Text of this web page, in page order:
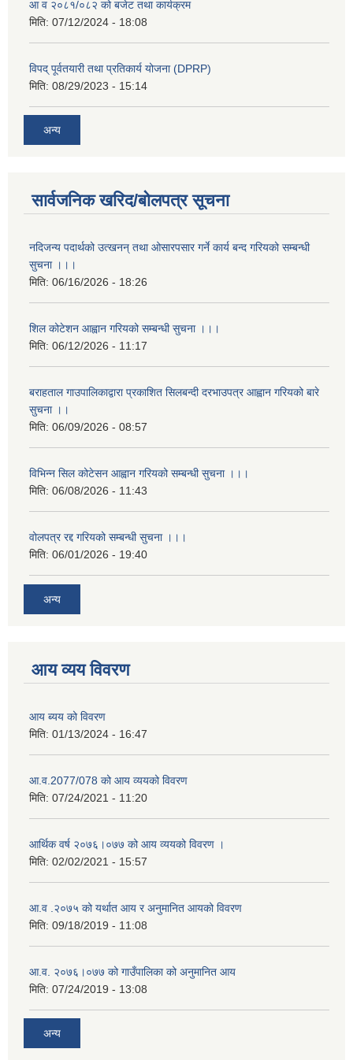
आ व २०८१/०८२ को बजेट तथा कार्यक्रम
मिति: 07/12/2024 - 18:08
विपद् पूर्वतयारी तथा प्रतिकार्य योजना (DPRP)
मिति: 08/29/2023 - 15:14
अन्य
सार्वजनिक खरिद/बोलपत्र सूचना
नदिजन्य पदार्थको उत्खनन् तथा ओसारपसार गर्ने कार्य बन्द गरियको सम्बन्धी
सुचना ।।।
मिति: 06/16/2026 - 18:26
शिल कोटेशन आह्वान गरियको सम्बन्धी सुचना ।।।
मिति: 06/12/2026 - 11:17
बराहताल गाउपालिकाद्वारा प्रकाशित सिलबन्दी दरभाउपत्र आह्वान गरियको बारे
सुचना ।।
मिति: 06/09/2026 - 08:57
विभिन्न सिल कोटेसन आह्वान गरियको सम्बन्धी सुचना ।।।
मिति: 06/08/2026 - 11:43
वोलपत्र रद्द गरियको सम्बन्धी सुचना ।।।
मिति: 06/01/2026 - 19:40
अन्य
आय व्यय विवरण
आय ब्यय को विवरण
मिति: 01/13/2024 - 16:47
आ.व.2077/078 को आय व्ययको विवरण
मिति: 07/24/2021 - 11:20
आर्थिक वर्ष २०७६।०७७ को आय व्ययको विवरण ।
मिति: 02/02/2021 - 15:57
आ.व .२०७५ को यर्थात आय र अनुमानित आयको विवरण
मिति: 09/18/2019 - 11:08
आ.व. २०७६।०७७ को गाउँपालिका को अनुमानित आय
मिति: 07/24/2019 - 13:08
अन्य